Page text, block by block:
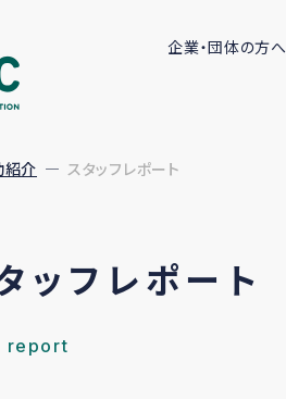
企業・団体の方へ
紹介 スタッフレポート
ッフレポート
report